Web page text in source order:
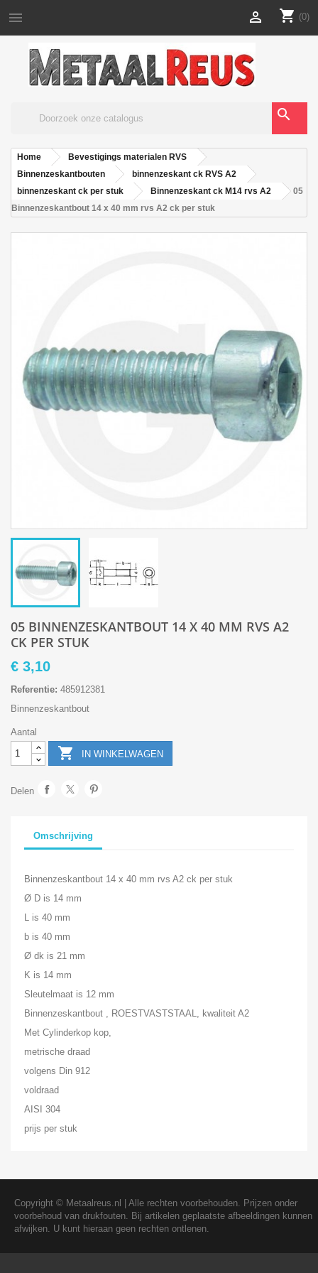
 shopping_cart (0)

search
Home
Bevestigings materialen RVS
Binnenzeskantbouten
binnenzeskant ck RVS A2
binnenzeskant ck per stuk
Binnenzeskant ck M14 rvs A2
05
Binnenzeskantbout 14 x 40 mm rvs A2 ck per stuk
05 BINNENZESKANTBOUT 14 X 40 MM RVS A2
CK PER STUK
€ 3,10
Referentie: 485912381
Binnenzeskantbout
Aantal
 IN WINKELWAGEN
Delen
Omschrijving
Binnenzeskantbout 14 x 40 mm rvs A2 ck per stuk
Ø D is 14 mm
L is 40 mm
b is 40 mm
Ø dk is 21 mm
K is 14 mm
Sleutelmaat is 12 mm
Binnenzeskantbout , ROESTVASTSTAAL, kwaliteit A2
Met Cylinderkop kop,
metrische draad
volgens Din 912
voldraad
AISI 304
prijs per stuk
Copyright © Metaalreus.nl
| Alle rechten voorbehouden. Prijzen onder
voorbehoud van drukfouten. Bij artikelen geplaatste afbeeldingen kunnen
afwijken. U kunt hieraan geen rechten ontlenen.